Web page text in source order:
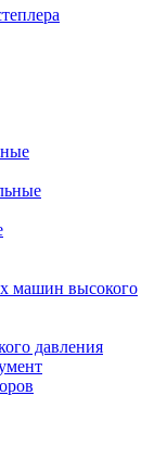
машин высокого
давления